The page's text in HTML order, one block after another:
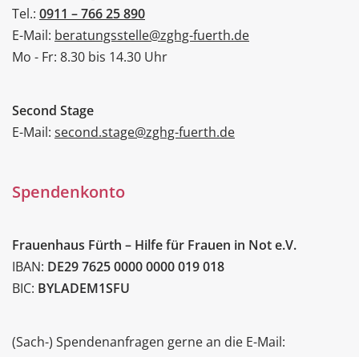
Tel.: 0911 – 766 25 890
E-Mail: beratungsstelle@zghg-fuerth.de
Mo - Fr: 8.30 bis 14.30 Uhr
Second Stage
E-Mail: second.stage@zghg-fuerth.de
Spendenkonto
Frauenhaus Fürth – Hilfe für Frauen in Not e.V.
IBAN: DE29 7625 0000 0000 019 018
BIC: BYLADEM1SFU
(Sach-) Spendenanfragen gerne an die E-Mail: